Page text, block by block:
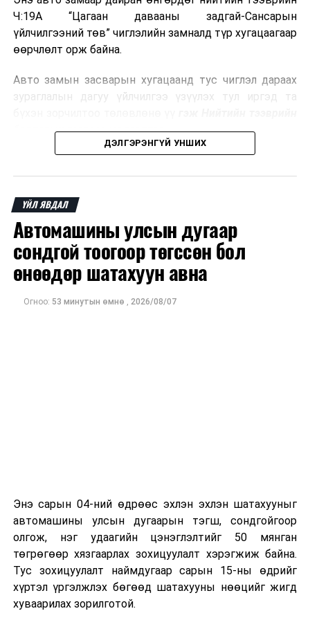
байранд элсэлт, бүртгэл болон бусад аливаа
арга хэмжээ зохион байгуулахгүй болно.
Ч:19А “Цагаан давааны задгай-Сансарын
үйлчилгээний төв” чиглэлийн замналд түр хугацаагаар
өөрчлөлт орж байна.
Авто замын засварын хугацаанд тус чиглэл дараах
зураглалын дагуу үйлчилгээ үзүүлэх тул иргэд та
бодлогын газраас мэдээллээ.
ДЭЛГЭРЭНГҮЙ УНШИХ
ҮЙЛ ЯВДАЛ
Автомашины улсын дугаар
сондгой тоогоор төгссөн бол
өнөөдөр шатахуун авна
Огноо: 53 минутын өмнө , 2026/08/07
Энэ сарын 04-ний өдрөөс эхлэн эхлэн шатахууныг
автомашины улсын дугаарын тэгш, сондгойгоор
олгож, нэг удаагийн цэнэглэлтийг 50 мянган
төгрөгөөр хязгаарлах зохицуулалт хэрэгжиж байна.
Тус зохицуулалт наймдугаар сарын 15-ны өдрийг
хүртэл үргэлжлэх бөгөөд шатахууны нөөцийг жигд
хуваарилах зорилготой.